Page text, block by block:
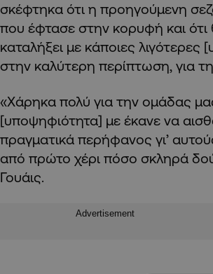
σκέφτηκα ότι η προηγούμενη
που έφτασε στην κορυφή και ότι
καταλήξει με κάποιες λιγότερες
στην καλύτερη περίπτωση, για
«Χάρηκα πολύ για την ομάδας
[υποψηφιότητα] με έκανε να
πραγματικά περήφανος γι’
από πρώτο χέρι πόσο σκληρά
Γουάις.
Advertisement